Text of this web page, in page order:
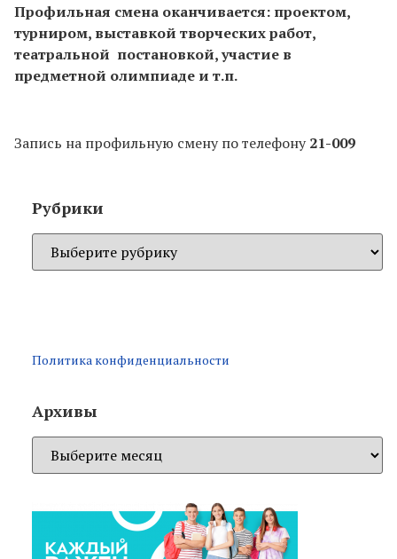
Профильная смена оканчивается: проектом,
турниром, выставкой творческих работ,
театральной постановкой, участие в
предметной олимпиаде и т.п.
Запись на профильную смену по телефону21-009
Рубрики
Политика конфиденциальности
Архивы